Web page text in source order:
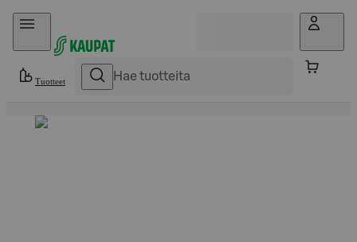
Hyppää sisältöön
Tuotteet